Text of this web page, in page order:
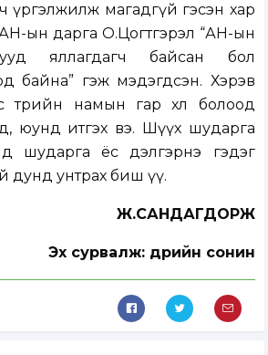
үргэлжилж магадгүй гэсэн хар
ын дарга О.Цогтгэрэл “АН-ын
яллагдагч байсан бол
байна” гэж мэдэгдсэн. Хэрэв
төрийн намын гар хөл болоод
юунд итгэх вэ. Шүүх шударга
шударга ёс дэлгэрнэ гэдэг
дунд унтрах биш үү.
Ж.САНДАГДОРЖ
Эх сурвалж: Өдрийн сонин